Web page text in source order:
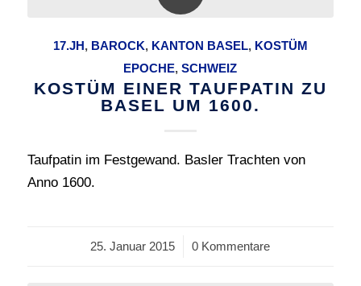
17.JH, BAROCK, KANTON BASEL, KOSTÜM
EPOCHE,SCHWEIZ
KOSTÜM EINER TAUFPATIN ZU
BASEL UM 1600.
Taufpatin im Festgewand. Basler Trachten von
Anno 1600.
25. Januar 2015
/ 0 Kommentare